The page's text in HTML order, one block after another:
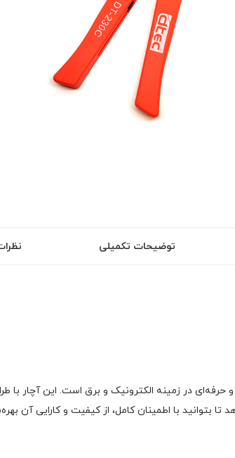
توضیحات تکمیلی
و حرفه‌ای در زمینه الکترونیک و برق است. این آچار
تا بتوانید با اطمینان کامل، از کیفیت و کارایی آن